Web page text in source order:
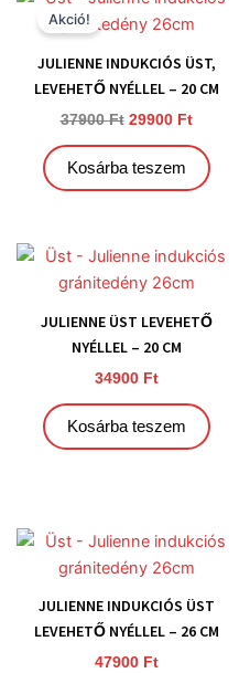
Akció!
JULIENNE INDUKCIÓS ÜST,
LEVEHETŐ NYÉLLEL – 20 CM
37900Ft
was:
37900 Ft.
29900 Ft
is:
29900
Kosárba teszem
JULIENNE ÜST LEVEHETŐ
NYÉLLEL – 20 CM
34900 Ft
Kosárba teszem
JULIENNE INDUKCIÓS ÜST
LEVEHETŐ NYÉLLEL – 26 CM
47900 Ft